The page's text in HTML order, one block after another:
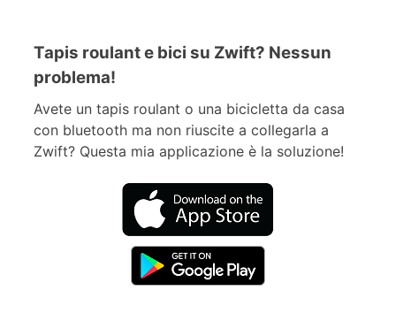
Tapis roulant e bici su Zwift? Nessun
problema!
Avete un tapis roulant o una bicicletta da casa
con bluetooth ma non riuscite a collegarla a
Zwift? Questa mia applicazione è la soluzione!